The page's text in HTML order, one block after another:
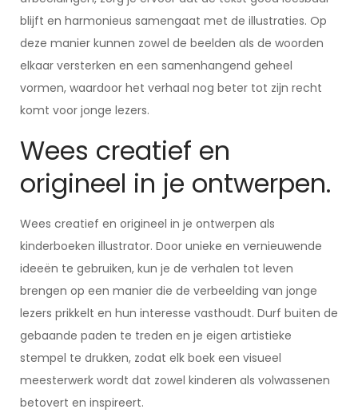
blijft en harmonieus samengaat met de illustraties. Op
deze manier kunnen zowel de beelden als de woorden
elkaar versterken en een samenhangend geheel
vormen, waardoor het verhaal nog beter tot zijn recht
komt voor jonge lezers.
Wees creatief en
origineel in je ontwerpen.
Wees creatief en origineel in je ontwerpen als
kinderboeken illustrator. Door unieke en vernieuwende
ideeën te gebruiken, kun je de verhalen tot leven
brengen op een manier die de verbeelding van jonge
lezers prikkelt en hun interesse vasthoudt. Durf buiten de
gebaande paden te treden en je eigen artistieke
stempel te drukken, zodat elk boek een visueel
meesterwerk wordt dat zowel kinderen als volwassenen
betovert en inspireert.